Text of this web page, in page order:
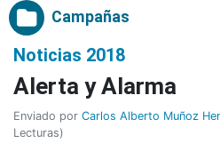
Campañas
Noticias 2018
Alerta y Alarma
Enviado por Carlos Alberto Muñoz
Lecturas)